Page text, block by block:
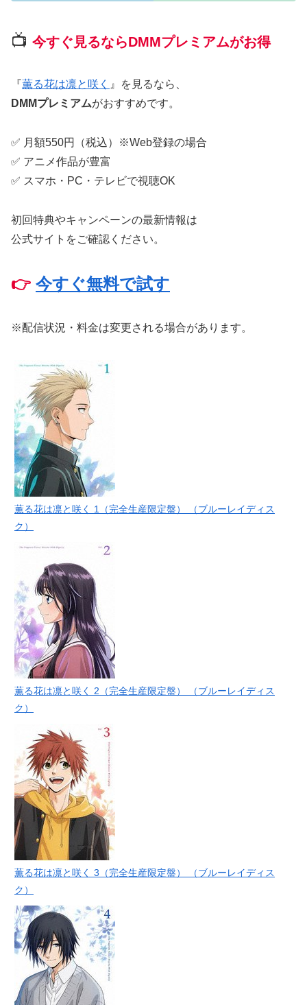
📺 今すぐ見るならDMMプレミアムがお得
『薫る花は凛と咲く 』を見るなら、
DMMプレミアムがおすすめです。
✅ 月額550円（税込）※Web登録の場合
✅ アニメ作品が豊富
✅ スマホ・PC・テレビで視聴OK
初回特典やキャンペーンの最新情報は
公式サイトをご確認ください。
👉 今すぐ無料で試す
※配信状況・料金は変更される場合があります。
薫る花は凛と咲く 1（完全生産限定盤） （ブルーレイディス
ク）
薫る花は凛と咲く 2（完全生産限定盤） （ブルーレイディス
ク）
薫る花は凛と咲く 3（完全生産限定盤） （ブルーレイディス
ク）